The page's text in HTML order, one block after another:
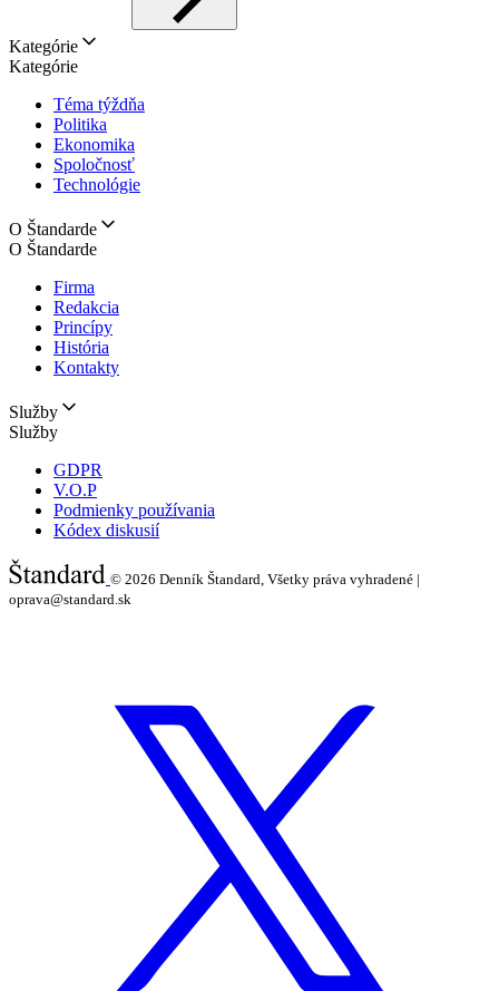
Kategórie
Kategórie
Téma týždňa
Politika
Ekonomika
Spoločnosť
Technológie
O Štandarde
O Štandarde
Firma
Redakcia
Princípy
História
Kontakty
Služby
Služby
GDPR
V.O.P
Podmienky používania
Kódex diskusií
© 2026 Denník Štandard, Všetky práva vyhradené |
oprava@standard.sk